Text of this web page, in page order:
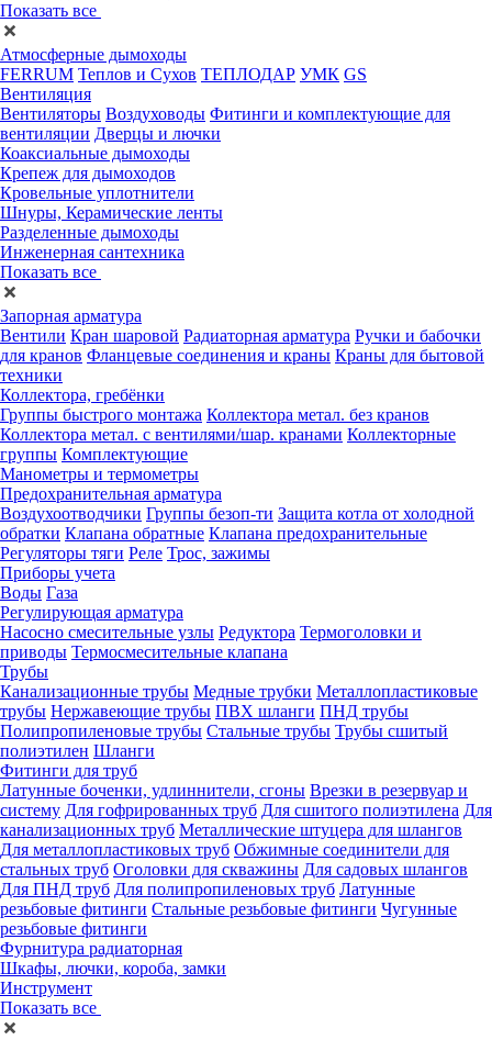
Показать все
Атмосферные дымоходы
FERRUM Теплов и Сухов ТЕПЛОДАР УМК GS
Вентиляция
Вентиляторы Воздуховоды Фитинги и комплектующие для
вентиляции Дверцы и лючки
Коаксиальные дымоходы
Крепеж для дымоходов
Кровельные уплотнители
Шнуры, Керамические ленты
Разделенные дымоходы
Инженерная сантехника
Показать все
Запорная арматура
Вентили Кран шаровой Радиаторная арматура Ручки и бабочки
для кранов Фланцевые соединения и краны Краны для бытовой
техники
Коллектора, гребёнки
Группы быстрого монтажа Коллектора метал. без кранов
Коллектора метал. с вентилями/шар. кранами Коллекторные
группы Комплектующие
Манометры и термометры
Предохранительная арматура
Воздухоотводчики Группы безоп-ти Защита котла от холодной
обратки Клапана обратные Клапана предохранительные
Регуляторы тяги Реле Трос, зажимы
Приборы учета
Воды Газа
Регулирующая арматура
Насосно смесительные узлы Редуктора Термоголовки и
приводы Термосмесительные клапана
Трубы
Канализационные трубы Медные трубки Металлопластиковые
трубы Нержавеющие трубы ПВХ шланги ПНД трубы
Полипропиленовые трубы Стальные трубы Трубы сшитый
полиэтилен Шланги
Фитинги для труб
Латунные боченки, удлиннители, сгоны Врезки в резервуар и
систему Для гофрированных труб Для сшитого полиэтилена Для
канализационных труб Металлические штуцера для шлангов
Для металлопластиковых труб Обжимные соединители для
стальных труб Оголовки для скважины Для садовых шлангов
Для ПНД труб Для полипропиленовых труб Латунные
резьбовые фитинги Стальные резьбовые фитинги Чугунные
резьбовые фитинги
Фурнитура радиаторная
Шкафы, лючки, короба, замки
Инструмент
Показать все